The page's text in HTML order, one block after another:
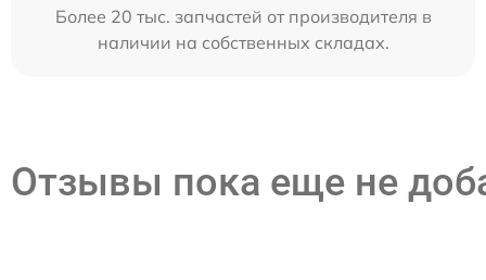
Более 20 тыс. запчастей от производителя в
наличии на собственных складах.
Отзывы пока еще не